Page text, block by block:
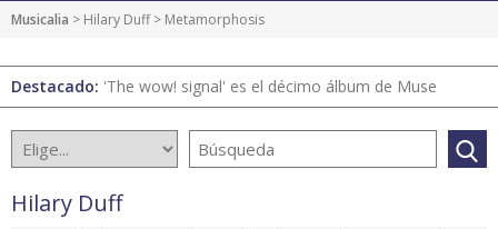
Musicalia > Hilary Duff> Metamorphosis
Destacado: 'The wow! signal' es el décimo álbum de Muse
Hilary Duff